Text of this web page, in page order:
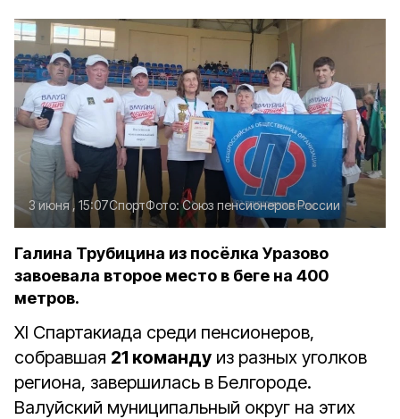
3 июня , 15:07СпортФото:Союз пенсионеров России
Галина Трубицина из посёлка Уразово
завоевала второе место в беге на 400
метров.
XI Спартакиада среди пенсионеров,
собравшая 21 команду из разных уголков
региона, завершилась в Белгороде.
Валуйский муниципальный округ на этих